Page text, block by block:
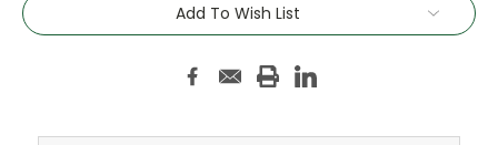
Add To Wish List